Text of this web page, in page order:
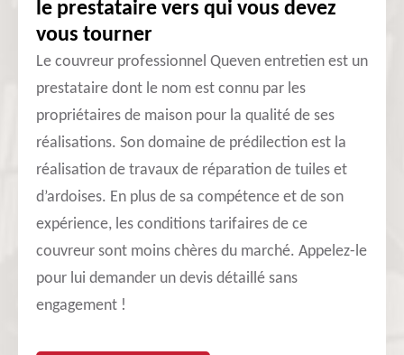
le prestataire vers qui vous devez
vous tourner
Le couvreur professionnel Queven entretien est un
prestataire dont le nom est connu par les
propriétaires de maison pour la qualité de ses
réalisations. Son domaine de prédilection est la
réalisation de travaux de réparation de tuiles et
d’ardoises. En plus de sa compétence et de son
expérience, les conditions tarifaires de ce
couvreur sont moins chères du marché. Appelez-le
pour lui demander un devis détaillé sans
engagement !